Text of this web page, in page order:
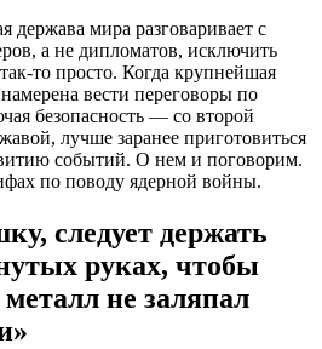
держава мира разговаривает с
а не дипломатов, исключить
то просто. Когда крупнейшая
вести переговоры по
безопасность — со второй
лучше заранее приготовиться
событий. О нем и поговорим.
по поводу ядерной войны.
следует держать
руках, чтобы
не заляпал